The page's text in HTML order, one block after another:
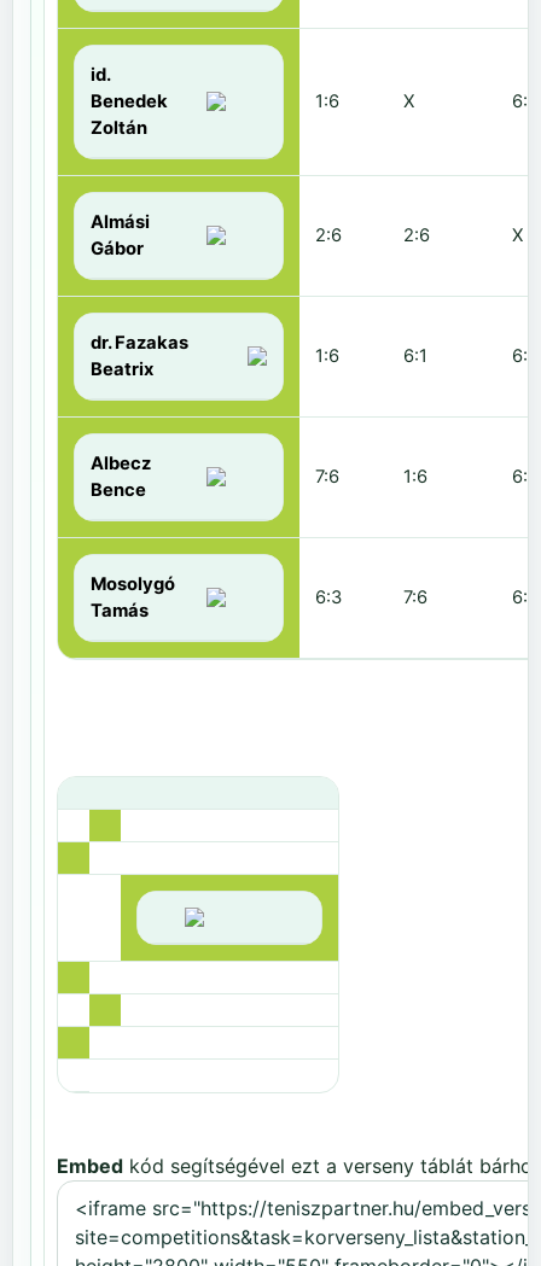
id.
Benedek
Zoltán
1:6 X 6:2
Almási
Gábor
2:6 2:6 X
dr. Fazakas
Beatrix
1:6 6:1 6:0
Albecz
Bence
7:6 1:6 6:3
Mosolygó
Tamás
6:3 7:6 6:1
Embed kód segítségével ezt a verseny táblát